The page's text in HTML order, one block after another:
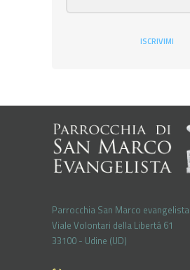
ISCRIVIMI
Parrocchia San Marco evangelista
Viale Volontari della Libertá 61
33100 - Udine (UD)